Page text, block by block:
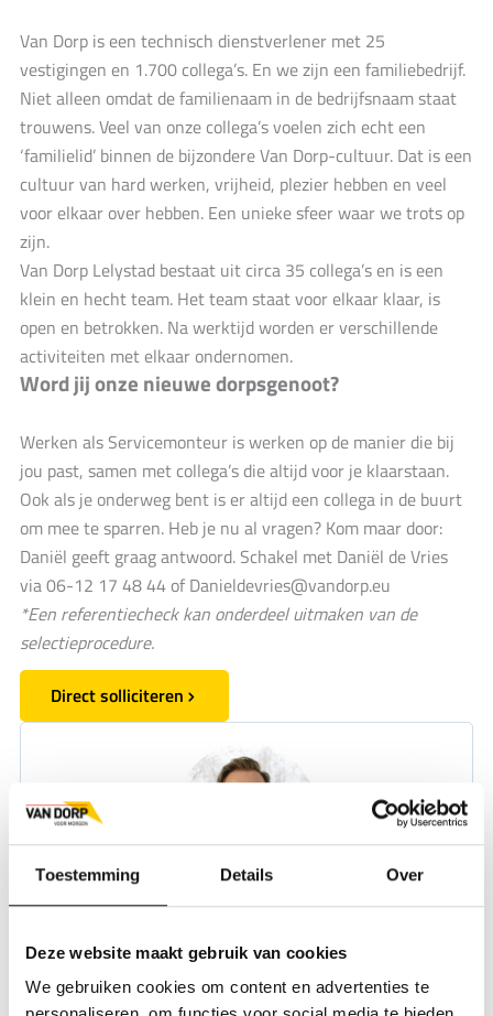
Toestemming Details Over
Deze website maakt gebruik van cookies
We gebruiken cookies om content en advertenties te
Van Dorp is een technisch dienstverlener met 25
vestigingen en 1.700 collega’s. En we zijn een familiebedrijf.
Niet alleen omdat de familienaam in de bedrijfsnaam staat
trouwens. Veel van onze collega’s voelen zich echt een
‘familielid’ binnen de bijzondere Van Dorp-cultuur. Dat is een
cultuur van hard werken, vrijheid, plezier hebben en veel
voor elkaar over hebben. Een unieke sfeer waar we trots op
zijn.
Van Dorp Lelystad bestaat uit circa 35 collega’s en is een
klein en hecht team. Het team staat voor elkaar klaar, is
open en betrokken. Na werktijd worden er verschillende
activiteiten met elkaar ondernomen.
Word jij onze nieuwe dorpsgenoot?
Werken als Servicemonteur is werken op de manier die bij
jou past, samen met collega’s die altijd voor je klaarstaan.
Ook als je onderweg bent is er altijd een collega in de buurt
om mee te sparren. Heb je nu al vragen? Kom maar door:
Daniël geeft graag antwoord. Schakel met Daniël de Vries
via 06-12 17 48 44 of Danieldevries@vandorp.eu
*Een referentiecheck kan onderdeel uitmaken van de
selectieprocedure.
Direct solliciteren
adviseur werving
Bel